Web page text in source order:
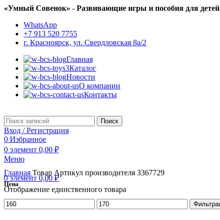
«Умный Совенок» - Развивающие игры и пособия для детей
WhatsApp
+7 913 520 7755
г. Красноярск, ул. Свердловская 8а/2
Главная
Каталог
Новости
О компании
Контакты
Поиск
Вход / Регистрация
0 Избранное
0 элемент 0,00 ₽
Меню
0элемент 0,00₽
Главная Товар Артикул производителя 3367729
Отображение единственного товара
Цена
Минимальная
цена
Максимальная
цена